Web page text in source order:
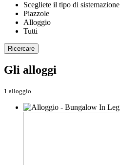
Scegliete il tipo di sistemazione
Piazzole
Alloggio
Tutti
Ricercare
Gli alloggi
1 alloggio